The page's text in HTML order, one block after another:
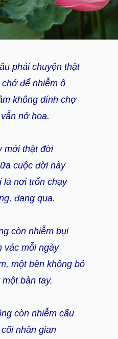
phải chuyện thật
để nhiễm ô
không dính chợ
nở hoa.
mới thật đời
cuộc đời này
là nơi trốn chạy
đang qua.
còn nhiễm bụi
vác mỗi ngày
một bên không bỏ
bàn tay.
còn nhiễm cấu
nhân gian